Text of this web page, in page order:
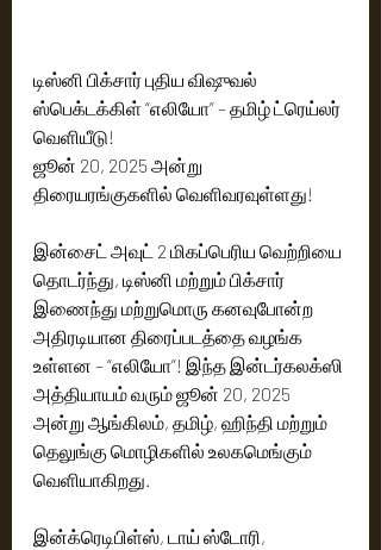
டிஸ்னி பிக்சார் புதிய விஷுவல்
ஸ்பெக்டக்கிள் “எலியோ” – தமிழ் ட்ரெய்லர்
வெளியீடு!
ஜூன் 20, 2025 அன்று
திரையரங்குகளில் வெளிவரவுள்ளது!
இன்சைட் அவுட் 2 மிகப்பெரிய வெற்றியை
தொடர்ந்து, டிஸ்னி மற்றும் பிக்சார்
இணைந்து மற்றுமொரு கனவுபோன்ற
அதிரடியான திரைப்படத்தை வழங்க
உள்ளன – “எலியோ”! இந்த இன்டர்கலக்ஸி
அத்தியாயம் வரும் ஜூன் 20, 2025
அன்று ஆங்கிலம், தமிழ், ஹிந்தி மற்றும்
தெலுங்கு மொழிகளில் உலகமெங்கும்
வெளியாகிறது.
இன்க்ரெடிபிள்ஸ், டாய் ஸ்டோரி,